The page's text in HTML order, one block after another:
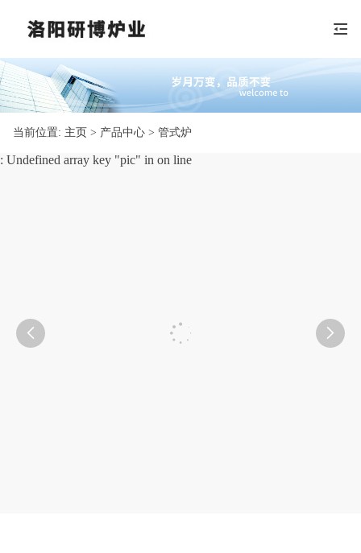
当前位置: 主页 > 产品中心 > 管式炉
: Undefined array key "pic" in on line
 